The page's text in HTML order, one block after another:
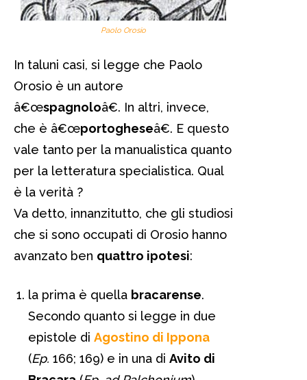
Paolo Orosio
In taluni casi, si legge che Paolo
Orosio è un autore
â€œspagnoloâ€. In altri, invece,
che è â€œportogheseâ€. E questo
vale tanto per la manualistica quanto
per la letteratura specialistica. Qual
è la verità ?
Va detto, innanzitutto, che gli studiosi
che si sono occupati di Orosio hanno
avanzato ben quattro ipotesi:
la prima è quella bracarense.
Secondo quanto si legge in due
epistole di Agostino di Ippona
(Ep. 166; 169) e in una di Avito di